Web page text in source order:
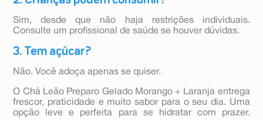
Sim, desde que não haja restrições individuais.
Consulte um profissional de saúde se houver dúvidas.
3. Tem açúcar?
Não. Você adoça apenas se quiser.
O Chá Leão Preparo Gelado Morango + Laranja entrega
frescor, praticidade e muito sabor para o seu dia. Uma
opção leve e perfeita para se hidratar com prazer.